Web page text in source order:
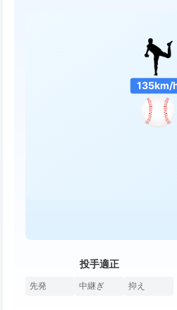
135km/
投手適正
先発 中継ぎ 抑え